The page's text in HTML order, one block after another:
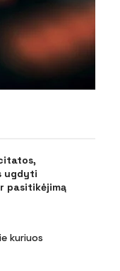
ugdyti
pasitikėjimą
kuriuos